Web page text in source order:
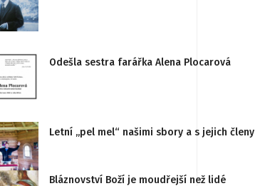
Odešla sestra farářka Alena Plocarová
Letní „pel mel“ našimi sbory a s jejich členy
Bláznovství Boží je moudřejší než lidé